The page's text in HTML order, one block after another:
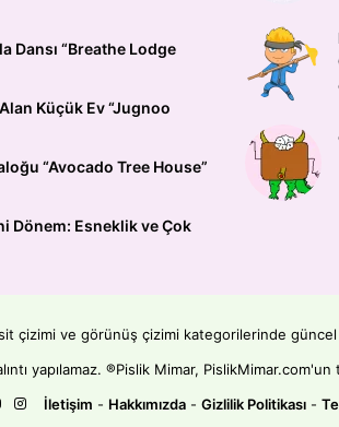
Dansı “Breathe Lodge
Küçük Ev “Jugnoo
“Avocado Tree House”
Dönem: Esneklik ve Çok
çizimi ve görünüş çizimi kategorilerinde
yapılamaz. ®Pislik Mimar, PislikMimar.com'un
İletişim - Hakkımızda - Gizlilik Politikası -
YouTube
Instagram